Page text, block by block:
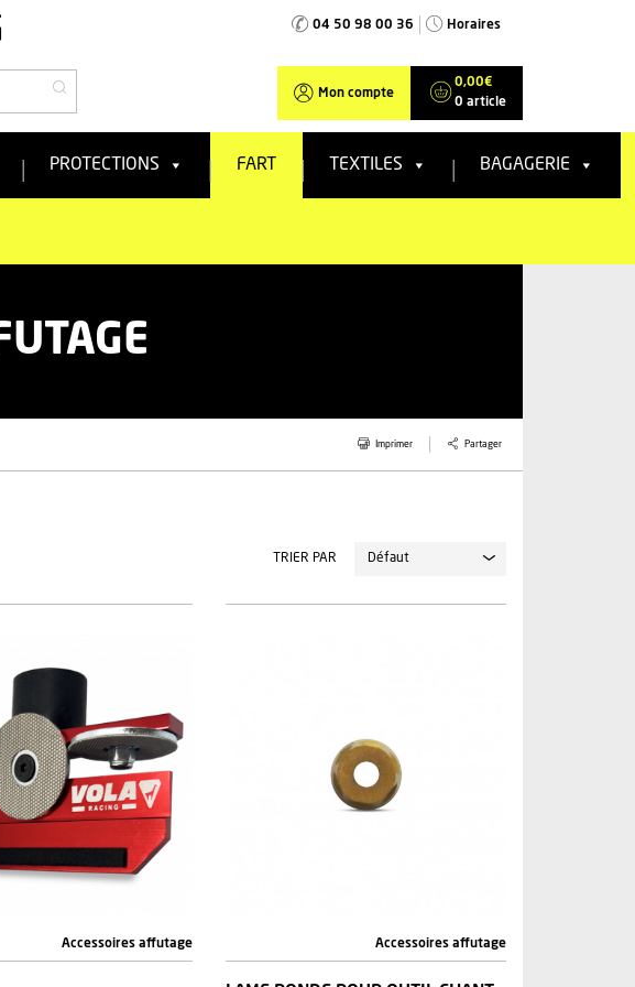
04 50 98 00 36 Horaires
Mon compte
0,00€
0 article
PROTECTIONS FART TEXTILES BAGAGERIE
Imprimer Partager
TRIER PAR
Accessoires affutage Accessoires affutage